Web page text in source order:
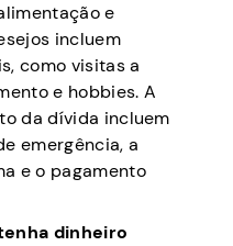
e
incluem
como visitas a
e hobbies. A
da dívida incluem
emergência, a
e o pagamento
dinheiro